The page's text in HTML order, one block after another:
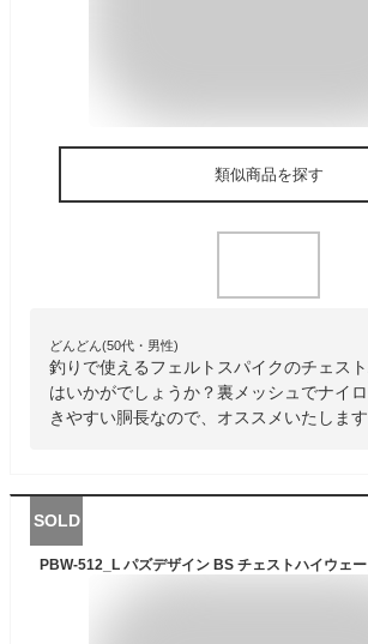
類似商品を探す
どんどん(50代・男性)
釣りで使えるフェルトスパイクのチェス
はいかがでしょうか？裏メッシュでナイ
きやすい胴長なので、オススメいたします
SOLD